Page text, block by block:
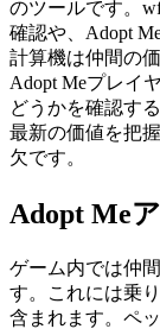
のツールです。
確認や、Adopt
計算機は仲間の
Adopt Meプレイ
どうかを確認す
最新の価値を把
欠です。
Adopt Me
ゲーム内では仲
す。これには乗
含まれます。ペ